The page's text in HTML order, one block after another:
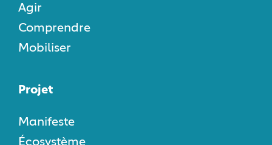
Agir
Comprendre
Mobiliser
Projet
Manifeste
Écosystème